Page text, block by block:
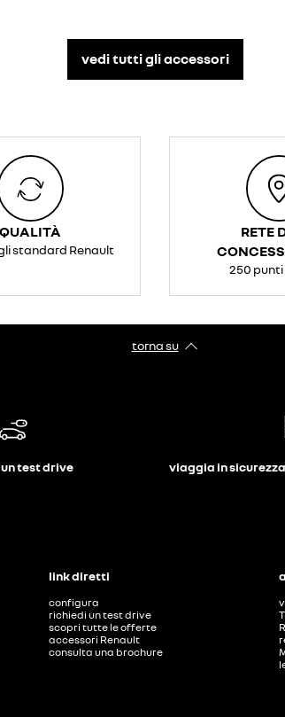
vedi tutti gli accessori​
QUALITÀ
standard Renault
RETE
250
torna su
test drive viaggia in
link diretti
configura
richiedi un test drive
scopri tutte le offerte
accessori Renault
consulta una brochure